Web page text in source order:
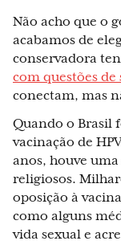
Não acho que o
acabamos de
conservadora
com questões de
conectam, mas
Quando o Brasil
vacinação de
anos, houve
religiosos.
oposição à
como alguns
vida sexual e